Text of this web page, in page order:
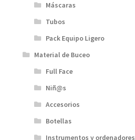
Máscaras
Tubos
Pack Equipo Ligero
Material de Buceo
Full Face
Niñ@s
Accesorios
Botellas
Instrumentos y ordenadores